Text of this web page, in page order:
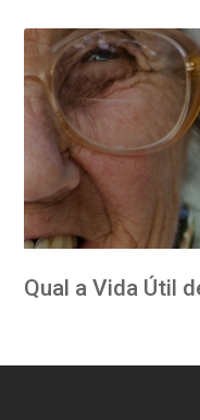
Qual a Vida Útil